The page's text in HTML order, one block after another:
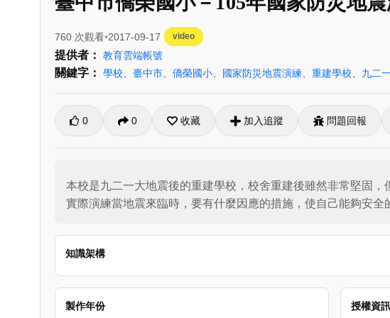
760 次觀看 2017-09-17 video
提供者： 教育雲端帳號
關鍵字： 學校 臺中市 僑榮國小 國家防災地震演練 重建學校 九二
0 0 收藏 加入追蹤 問題回報
本校是九二一大地震後的重建學校，校舍重建後雖然非常堅固
實際演練當地震來臨時，要有什麼因應的措施，使自己能夠安
知識架構
製作年份 授權資訊